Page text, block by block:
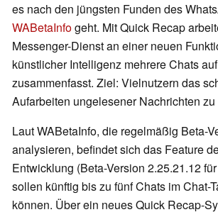
es nach den jüngsten Funden des
WABetaInfogeht. Mit Quick Recap
Messenger-Dienst an einer neuen
künstlicher Intelligenz mehrere Chats
zusammenfasst. Ziel: Vielnutzern das
Aufarbeiten ungelesener Nachrichten
Laut WABetaInfo, die regelmäßig Beta-
analysieren, befindet sich das Feature
Entwicklung (Beta-Version 2.25.21.12
sollen künftig bis zu fünf Chats im Chat-
können. Über ein neues Quick Recap-